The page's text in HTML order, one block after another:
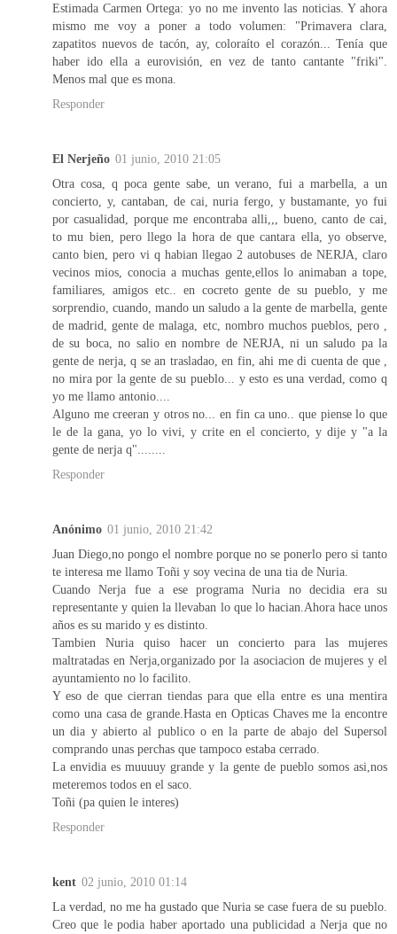
Estimada Carmen Ortega: yo no me invento las noticias. Y ahora
mismo me voy a poner a todo volumen: "Primavera clara,
zapatitos nuevos de tacón, ay, coloraíto el corazón... Tenía que
haber ido ella a eurovisión, en vez de tanto cantante "friki".
Menos mal que es mona.
Responder
El Nerjeño 01 junio, 2010 21:05
Otra cosa, q poca gente sabe, un verano, fui a marbella, a un
concierto, y, cantaban, de cai, nuria fergo, y bustamante, yo fui
por casualidad, porque me encontraba alli,,, bueno, canto de cai,
to mu bien, pero llego la hora de que cantara ella, yo observe,
canto bien, pero vi q habian llegao 2 autobuses de NERJA, claro
vecinos mios, conocia a muchas gente,ellos lo animaban a tope,
familiares, amigos etc.. en cocreto gente de su pueblo, y me
sorprendio, cuando, mando un saludo a la gente de marbella, gente
de madrid, gente de malaga, etc, nombro muchos pueblos, pero ,
de su boca, no salio en nombre de NERJA, ni un saludo pa la
gente de nerja, q se an trasladao, en fin, ahi me di cuenta de que ,
no mira por la gente de su pueblo... y esto es una verdad, como q
yo me llamo antonio....
Alguno me creeran y otros no... en fin ca uno.. que piense lo que
le de la gana, yo lo vivi, y crite en el concierto, y dije y "a la
gente de nerja q"........
Responder
Anónimo 01 junio, 2010 21:42
Juan Diego,no pongo el nombre porque no se ponerlo pero si tanto
te interesa me llamo Toñi y soy vecina de una tia de Nuria.
Cuando Nerja fue a ese programa Nuria no decidia era su
representante y quien la llevaban lo que lo hacian.Ahora hace unos
años es su marido y es distinto.
Tambien Nuria quiso hacer un concierto para las mujeres
maltratadas en Nerja,organizado por la asociacion de mujeres y el
ayuntamiento no lo facilito.
Y eso de que cierran tiendas para que ella entre es una mentira
como una casa de grande.Hasta en Opticas Chaves me la encontre
un dia y abierto al publico o en la parte de abajo del Supersol
comprando unas perchas que tampoco estaba cerrado.
La envidia es muuuuy grande y la gente de pueblo somos asi,nos
meteremos todos en el saco.
Toñi (pa quien le interes)
Responder
kent 02 junio, 2010 01:14
La verdad, no me ha gustado que Nuria se case fuera de su pueblo.
Creo que le podia haber aportado una publicidad a Nerja que no